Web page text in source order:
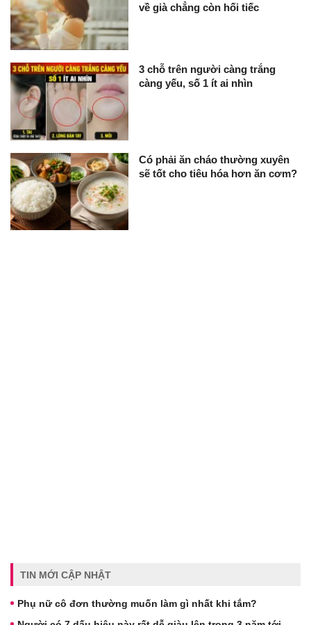
về già chẳng còn hối tiếc
3 chỗ trên người càng trắng
càng yếu, số 1 ít ai nhìn
Có phải ăn cháo thường xuyên
sẽ tốt cho tiêu hóa hơn ăn cơm?
TIN MỚI CẬP NHẬT
Phụ nữ cô đơn thường muốn làm gì nhất khi tắm?